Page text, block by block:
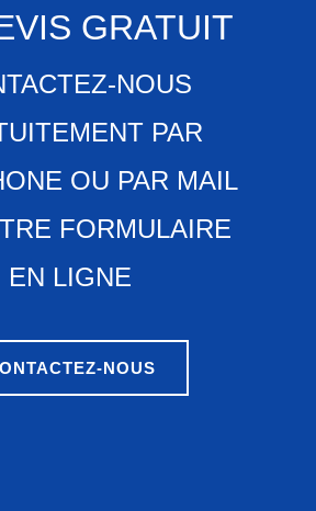
GRATUIT
NOUS
PAR
OU PAR MAIL
FORMULAIRE
EN LIGNE
NOUS